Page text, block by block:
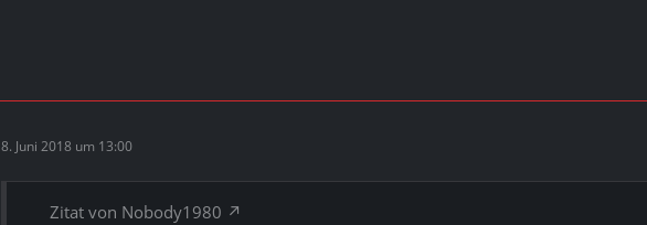
8. Juni 2018 um 13:00
Zitat von Nobody1980